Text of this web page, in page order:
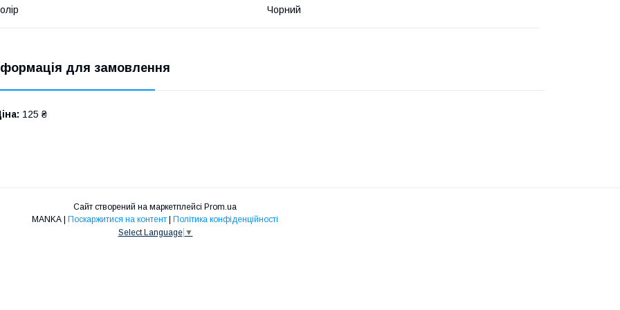
Чорний
для замовлення
125 ₴
Сайт створений на маркетплейсі Prom.ua
MANKA | Поскаржитися на контент | Політика конфіденційності
Select Language ▼